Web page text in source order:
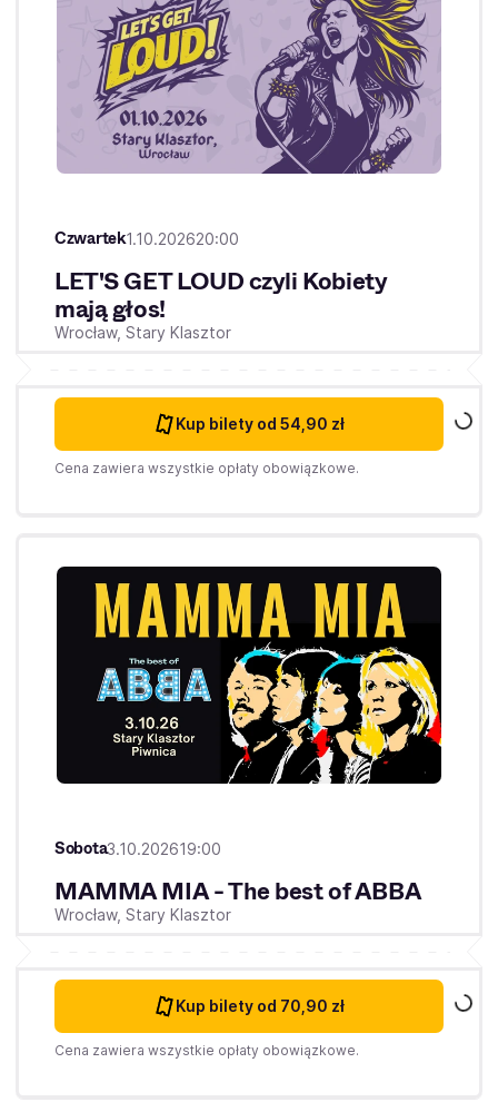
Czwartek1.10.202620:00
LET'S GET LOUD czyli Kobiety
mają głos!
Wrocław, Stary Klasztor
Kup bilety od 54,90 zł
Cena zawiera wszystkie opłaty obowiązkowe.
Sobota3.10.202619:00
MAMMA MIA - The best of ABBA
Wrocław, Stary Klasztor
Kup bilety od 70,90 zł
Cena zawiera wszystkie opłaty obowiązkowe.